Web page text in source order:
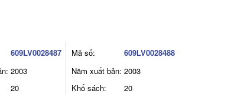
609LV0028487
2003
20
Mã số:
609LV0028488
Năm xuất bản: 2003
Khổ sách:
20